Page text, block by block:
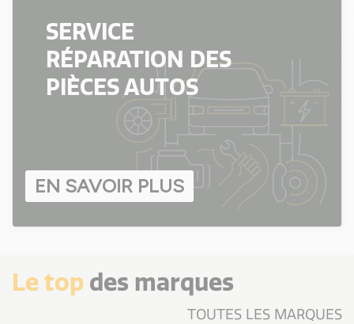
SERVICE
RÉPARATION DES
PIÈCES AUTOS
EN SAVOIR PLUS
Le top des marques
TOUTES LES MARQUES